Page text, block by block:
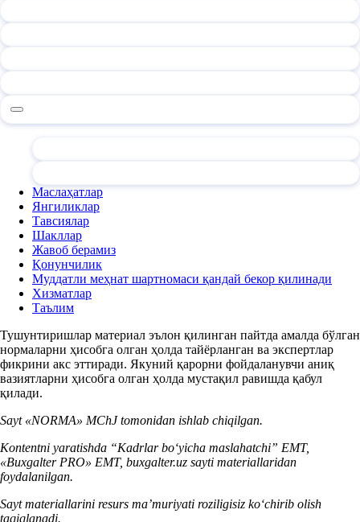
Маслаҳатлар
Янгиликлар
Тавсиялар
Шакллар
Жавоб берамиз
Қонунчилик
Муддатли меҳнат шартномаси қандай бекор қилинади
Хизматлар
Таълим
Тушунтиришлар материал эълон қилинган пайтда амалда бўлган
нормаларни ҳисобга олган ҳолда тайёрланган ва экспертлар
фикрини акс эттиради. Якуний қарорни фойдаланувчи аниқ
вазиятларни ҳисобга олган ҳолда мустақил равишда қабул
қилади.
Sayt «NORMA» MChJ tomonidan ishlab chiqilgan.
Kontentni yaratishda “Kadrlar boʻyicha maslahatchi” EMT,
«Buxgalter PRO» EMT, buxgalter.uz sayti materiallaridan
foydalanilgan.
Sayt materiallarini resurs ma’muriyati roziligisiz koʻchirib olish
taqiqlanadi.